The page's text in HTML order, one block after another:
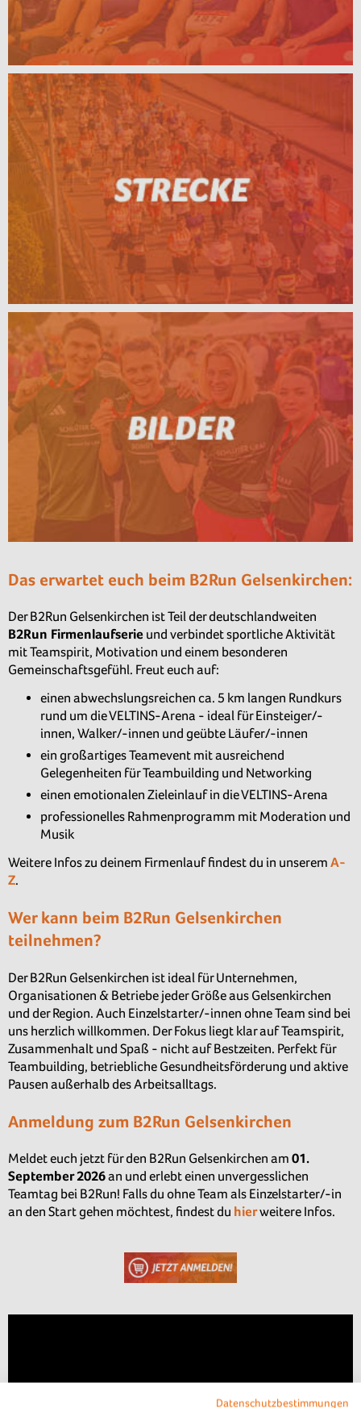
Das erwartet euch beim B2Run Gelsenkirchen:
Der B2Run Gelsenkirchen ist Teil der deutschlandweiten
B2Run Firmenlaufserie und verbindet sportliche Aktivität
mit Teamspirit, Motivation und einem besonderen
Gemeinschaftsgefühl. Freut euch auf:
einen abwechslungsreichen ca. 5 km langen Rundkurs
rund um die VELTINS-Arena - ideal für Einsteiger/-
innen, Walker/-innen und geübte Läufer/-innen
ein großartiges Teamevent mit ausreichend
Gelegenheiten für Teambuilding und Networking
einen emotionalen Zieleinlauf in die VELTINS-Arena
professionelles Rahmenprogramm mit Moderation und
Musik
Weitere Infos zu deinem Firmenlauf findest du in unserem A-
Z.
Wer kann beim B2Run Gelsenkirchen
teilnehmen?
Der B2Run Gelsenkirchen ist ideal für Unternehmen,
Organisationen & Betriebe jeder Größe aus Gelsenkirchen
und der Region. Auch Einzelstarter/-innen ohne Team sind bei
uns herzlich willkommen. Der Fokus liegt klar auf Teamspirit,
Zusammenhalt und Spaß - nicht auf Bestzeiten. Perfekt für
Teambuilding, betriebliche Gesundheitsförderung und aktive
Pausen außerhalb des Arbeitsalltags.
Anmeldung zum B2Run Gelsenkirchen
Meldet euch jetzt für den B2Run Gelsenkirchen am 01.
September2026an und erlebt einen unvergesslichen
Teamtag bei B2Run! Falls du ohne Team als Einzelstarter/-in
an den Start gehen möchtest, findest du hierweitere Infos.
Datenschutzbestimmungen